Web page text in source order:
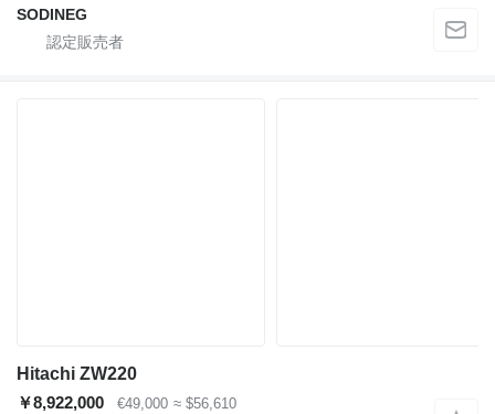
SODINEG
Hitachi ZW220
￥8,922,000
€49,000 ≈ $56,610